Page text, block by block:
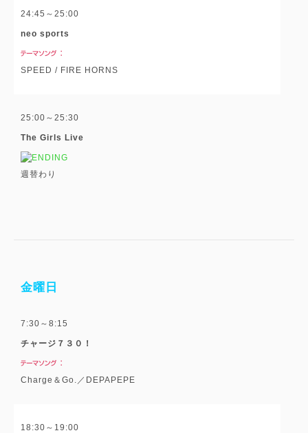
24:45～25:00
neo sports
SPEED / FIRE HORNS
25:00～25:30
The Girls Live
週替わり
金曜日
7:30～8:15
チャージ７３０！
Charge＆Go.／DEPAPEPE
18:30～19:00